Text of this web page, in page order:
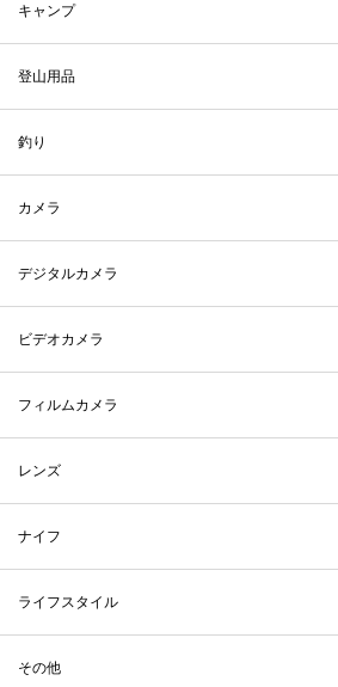
キャンプ
登山用品
釣り
カメラ
デジタルカメラ
ビデオカメラ
フィルムカメラ
レンズ
ナイフ
ライフスタイル
その他